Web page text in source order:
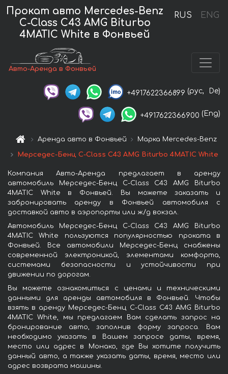
RUS ENG
Прокат авто Mercedes-Benz
C-Class C43 AMG Biturbo
4MATIC White в Фонвьей
Авто-Аренда в Фонвьей
+4917622366899 (рус, De)
+4917622366900 (Eng)
Аренда авто в Фонвьей Марка Mercedes-Benz
Мерседес-Бенц C-Class C43 AMG Biturbo 4MATIC White
Компания Авто-Аренда предлагает в аренду
автомобиль Мерседес-Бенц C-Class C43 AMG Biturbo
4MATIC White в Фонвьей. Вы можете заказать и
забронировать аренду в Фонвьей автомобиля с
доставкой авто в аэропорты или ж/д вокзал.
Автомобиль Мерседес-Бенц C-Class C43 AMG Biturbo
4MATIC White пользуются популярностью проката в
Фонвьей. Все автомобили Мерседес-Бенц снабжены
современной электроникой, элементами комфорта,
системами безопасности и устойчивости при
движении по дорогам.
Вы можете ознакомиться с ценами и техническими
данными для аренды автомобиля в Фонвьей. Чтобы
взять в аренду Мерседес-Бенц C-Class C43 AMG Biturbo
4MATIC White, мы предлагаем Вам сделать запрос на
бронирование авто, заполнив форму запроса. Вам
необходимо указать в Вашем запросе даты, время,
место или адрес в Монако, где Вы хотите получить
данный авто, а также указать даты, время, место или
адрес возврата машины.